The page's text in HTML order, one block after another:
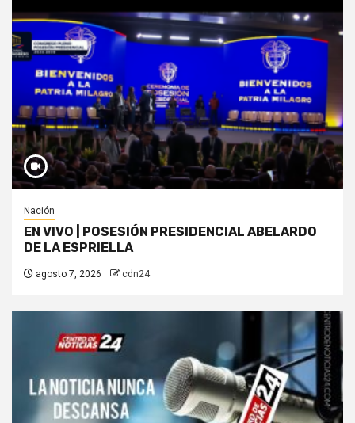
Nación
EN VIVO | POSESIÓN PRESIDENCIAL ABELARDO
DE LA ESPRIELLA
agosto 7, 2026 cdn24